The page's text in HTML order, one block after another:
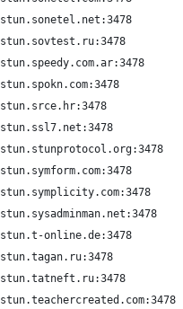
stun.sonetel.net:3478
stun.sovtest.ru:3478
stun.speedy.com.ar:3478
stun.spokn.com:3478
stun.srce.hr:3478
stun.ssl7.net:3478
stun.stunprotocol.org:3478
stun.symform.com:3478
stun.symplicity.com:3478
stun.sysadminman.net:3478
stun.t-online.de:3478
stun.tagan.ru:3478
stun.tatneft.ru:3478
stun.teachercreated.com:3478